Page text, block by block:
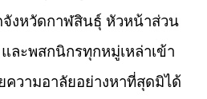
งหวัดกาฬสินธุ์ หัวหน้าส่วน
ละพสกนิกรทุกหมู่เหล่าเข้า
ความอาลัยอย่างหาที่สุดมิได้